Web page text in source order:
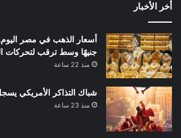
أخر الأخبار
جنيهًا وسط ترقب لتحركات
منذ 22 ساعة
شباك التذاكر الأمريكي يسجل 6.2 مليار
منذ 23 ساعة